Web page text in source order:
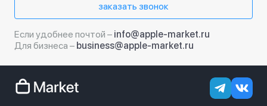
заказать звонок
Если удобнее почтой – info@apple-market.ru
Для бизнеса – business@apple-market.ru